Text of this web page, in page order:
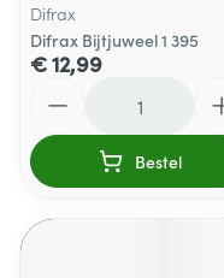
Difrax
Difrax Bijtjuweel 1 395
€ 12,99
Bestel